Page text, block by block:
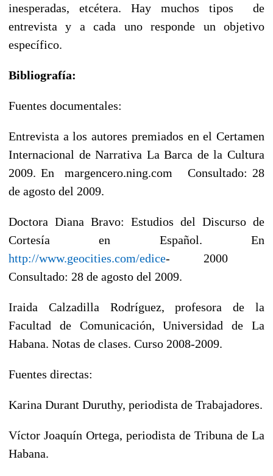
inesperadas, etcétera. Hay muchos tipos de
entrevista y a cada uno responde un objetivo
específico.
Bibliografía:
Fuentes documentales:
Entrevista a los autores premiados en el Certamen
Internacional de Narrativa La Barca de la Cultura
2009. En margencero.ning.com Consultado: 28
de agosto del 2009.
Doctora Diana Bravo: Estudios del Discurso de
Cortesía en Español. En
http://www.geocities.com/edice- 2000
Consultado: 28 de agosto del 2009.
Iraida Calzadilla Rodríguez, profesora de la
Facultad de Comunicación, Universidad de La
Habana. Notas de clases. Curso 2008-2009.
Fuentes directas:
Karina Durant Duruthy, periodista de Trabajadores.
Víctor Joaquín Ortega, periodista de Tribuna de La
Habana.